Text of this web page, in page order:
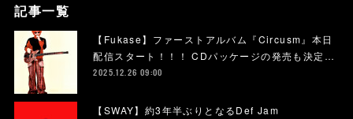
記事一覧
【Fukase】ファーストアルバム『Circusm』本日
配信スタート！！！ CDパッケージの発売も決定…
2025.12.26 09:00
【SWAY】約3年半ぶりとなるDef Jam